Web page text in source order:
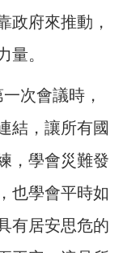
政府來推動，
量。
次會議時，
結，讓所有國
，學會災難發
也學會平時如
有居安思危的